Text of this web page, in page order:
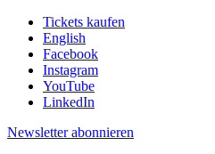
Tickets kaufen
English
Facebook
Instagram
YouTube
LinkedIn
Newsletter abonnieren